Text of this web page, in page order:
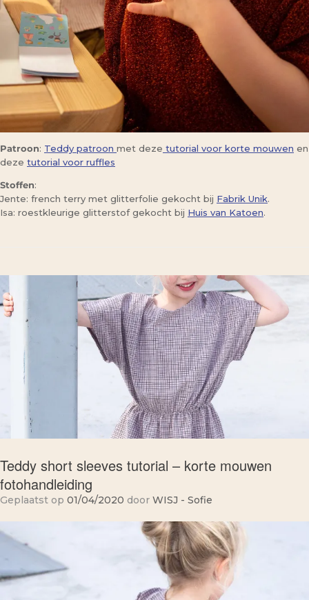
Patroon: Teddy patroon met deze tutorial voor korte mouwen en
deze tutorial voor ruffles
Stoffen:
Jente: french terry met glitterfolie gekocht bij Fabrik Unik.
Isa: roestkleurige glitterstof gekocht bij Huis van Katoen.
Teddy short sleeves tutorial – korte mouwen
fotohandleiding
Geplaatst op 01/04/2020 door WISJ - Sofie